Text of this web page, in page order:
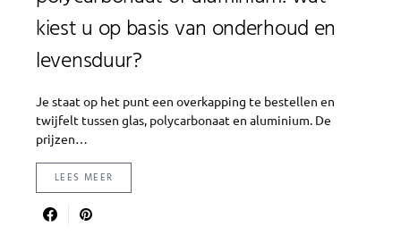
kiest u op basis van onderhoud en
levensduur?
Je staat op het punt een overkapping te bestellen en
twijfelt tussen glas, polycarbonaat en aluminium. De
prijzen…
LEES MEER